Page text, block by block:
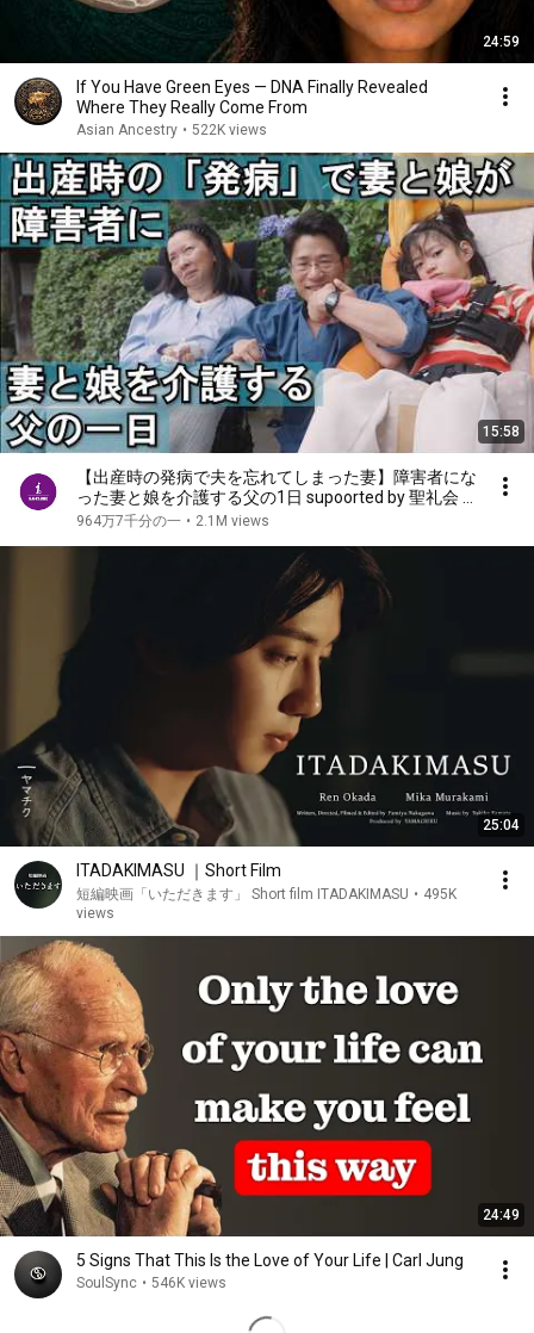
24:59
If You Have Green Eyes — DNA Finally Revealed
Where They Really Come From
Asian Ancestry • 522K views
15:58
【出産時の発病で夫を忘れてしまった妻】障害者にな
った妻と娘を介護する父の1日 supoorted by 聖礼会 #
聖礼会 #ジャパンバリアフリープロジェクト #共生
964万7千分の一 • 2.1M views
25:04
ITADAKIMASU ｜Short Film
短編映画「いただきます」 Short film ITADAKIMASU • 495K
views
24:49
5 Signs That This Is the Love of Your Life | Carl Jung
SoulSync • 546K views